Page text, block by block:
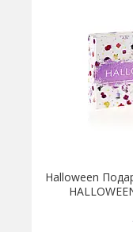
Halloween